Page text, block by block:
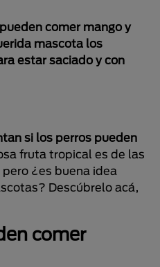
comer mango y
mascota los
estar saciado y con
si los perros pueden
fruta tropical es de las
¿es buena idea
Descúbrelo acá,
comer